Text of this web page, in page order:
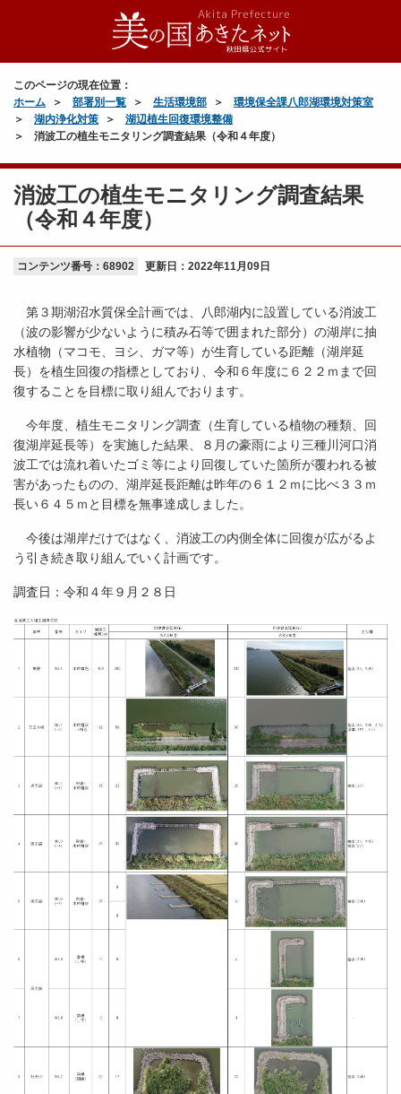
このページの現在位置：
ホーム
部署別一覧 生活環境部
環境保全課八郎湖環境対策室
湖内浄化対策
湖辺植生回復環境整備
消波工の植生モニタリング調査結果（令和４年度）
消波工の植生モニタリング調査結果
（令和４年度）
コンテンツ番号：68902 更新日： 2022年11月09日
第３期湖沼水質保全計画では、八郎湖内に設置している消波工
（波の影響が少ないように積み石等で囲まれた部分）の湖岸に抽
水植物（マコモ、ヨシ、ガマ等）が生育している距離（湖岸延
長）を植生回復の指標としており、令和６年度に６２２ｍまで回
復することを目標に取り組んでおります。
今年度、植生モニタリング調査（生育している植物の種類、回
復湖岸延長等）を実施した結果、８月の豪雨により三種川河口消
波工では流れ着いたゴミ等により回復していた箇所が覆われる被
害があったものの、湖岸延長距離は昨年の６１２ｍに比べ３３ｍ
長い６４５ｍと目標を無事達成しました。
今後は湖岸だけではなく、消波工の内側全体に回復が広がるよ
う引き続き取り組んでいく計画です。
調査日：令和４年９月２８日